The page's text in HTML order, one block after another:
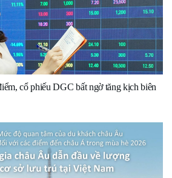
cổ phiếu DGC bất ngờ tăng kịch biên